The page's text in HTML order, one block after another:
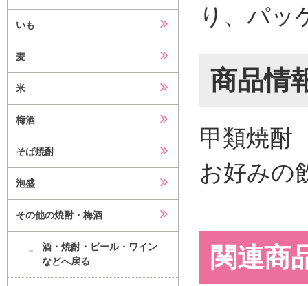
いも
麦
米
梅酒
そば焼酎
泡盛
その他の焼酎・梅酒
酒・焼酎・ビール・ワイン
などへ戻る
り、パッ
商品情
甲類焼酎
お好みの
関連商